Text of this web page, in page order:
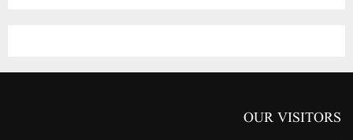
OUR VISITORS